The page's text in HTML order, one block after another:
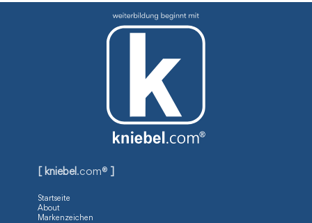
[ kniebel .com®
Startseite
About
Markenzeichen